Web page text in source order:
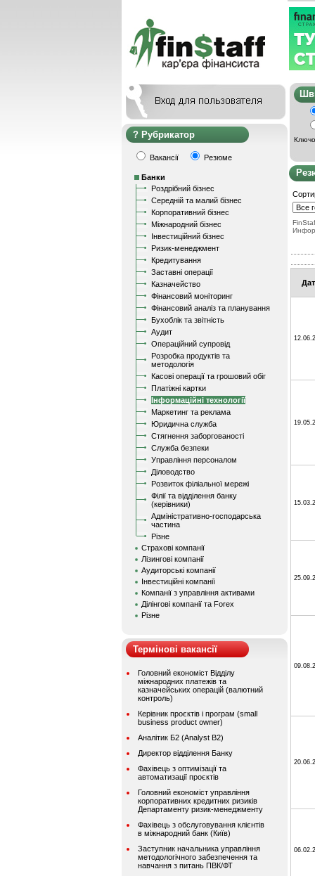
Рубрикатор
Вакансії Резюме
Банки
Роздрібний бізнес
Середній та малий бізнес
Корпоративний бізнес
Міжнародний бізнес
Інвестиційний бізнес
Ризик-менеджмент
Кредитування
Заставні операції
Казначейство
Фінансовий моніторинг
Фінансовий аналіз та планування
Бухоблік та звітність
Аудит
Операційний супровід
Розробка продуктів та
методологія
Касові операції та грошовий обіг
Платіжні картки
Інформаційні технології
Маркетинг та реклама
Юридична служба
Стягнення заборгованості
Служба безпеки
Управління персоналом
Діловодство
Розвиток філіальної мережі
Філії та відділення банку
(керівники)
Адміністративно-господарська
частина
Різне
Страхові компанії
Лізингові компанії
Аудиторські компанії
Інвестиційні компанії
Компанії з управління активами
Ділінгові компанії та Forex
Різне
Термінові вакансії
Головний економіст Відділу
міжнародних платежів та
казначейських операцій (валютний
контроль)
Керівник проєктів і програм (small
business product owner)
Аналітик Б2 (Analyst B2)
Директор відділення Банку
Фахівець з оптимізації та
автоматизації проєктів
Головний економіст управління
корпоративних кредитних ризиків
Департаменту ризик-менеджменту
Фахівець з обслуговування клієнтів
в міжнародний банк (Київ)
Заступник начальника управління
методологічного забезпечення та
навчання з питань ПВК/ФТ